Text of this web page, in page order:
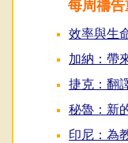
每周禱告
效率與生
加納：帶
捷克：翻
秘魯：新
印尼：為